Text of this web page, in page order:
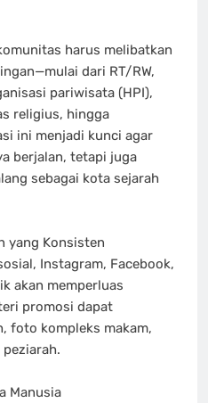
harus melibatkan
dari RT/RW,
pariwisata (HPI),
religius, hingga
ini menjadi kunci agar
berjalan, tetapi juga
sebagai kota sejarah
yang Konsisten
Instagram, Facebook,
akan memperluas
promosi dapat
foto kompleks makam,
Manusia